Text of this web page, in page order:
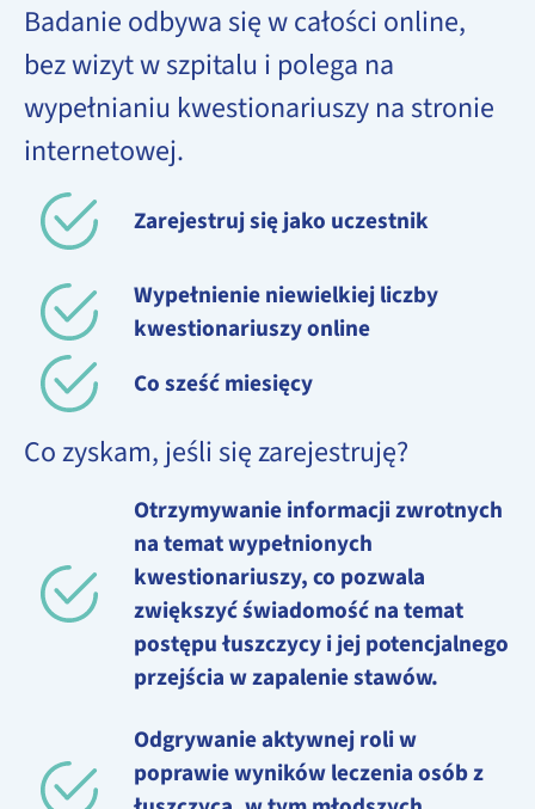
Badanie odbywa się w całości online,
bez wizyt w szpitalu i polega na
wypełnianiu kwestionariuszy na stronie
internetowej.
Zarejestruj się jako uczestnik
Wypełnienie niewielkiej liczby
kwestionariuszy online
Co sześć miesięcy
Co zyskam, jeśli się zarejestruję?
Otrzymywanie informacji zwrotnych
na temat wypełnionych
kwestionariuszy, co pozwala
zwiększyć świadomość na temat
postępu łuszczycy i jej potencjalnego
przejścia w zapalenie stawów.
Odgrywanie aktywnej roli w
poprawie wyników leczenia osób z